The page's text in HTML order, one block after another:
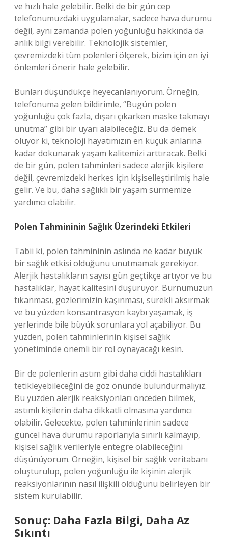
ve hızlı hale gelebilir. Belki de bir gün cep
telefonumuzdaki uygulamalar, sadece hava durumu
değil, aynı zamanda polen yoğunluğu hakkında da
anlık bilgi verebilir. Teknolojik sistemler,
çevremizdeki tüm polenleri ölçerek, bizim için en iyi
önlemleri önerir hale gelebilir.
Bunları düşündükçe heyecanlanıyorum. Örneğin,
telefonuma gelen bildirimle, “Bugün polen
yoğunluğu çok fazla, dışarı çıkarken maske takmayı
unutma” gibi bir uyarı alabileceğiz. Bu da demek
oluyor ki, teknoloji hayatımızın en küçük anlarına
kadar dokunarak yaşam kalitemizi arttıracak. Belki
de bir gün, polen tahminleri sadece alerjik kişilere
değil, çevremizdeki herkes için kişiselleştirilmiş hale
gelir. Ve bu, daha sağlıklı bir yaşam sürmemize
yardımcı olabilir.
Polen Tahmininin Sağlık Üzerindeki Etkileri
Tabii ki, polen tahmininin aslında ne kadar büyük
bir sağlık etkisi olduğunu unutmamak gerekiyor.
Alerjik hastalıkların sayısı gün geçtikçe artıyor ve bu
hastalıklar, hayat kalitesini düşürüyor. Burnumuzun
tıkanması, gözlerimizin kaşınması, sürekli aksırmak
ve bu yüzden konsantrasyon kaybı yaşamak, iş
yerlerinde bile büyük sorunlara yol açabiliyor. Bu
yüzden, polen tahminlerinin kişisel sağlık
yönetiminde önemli bir rol oynayacağı kesin.
Bir de polenlerin astım gibi daha ciddi hastalıkları
tetikleyebileceğini de göz önünde bulundurmalıyız.
Bu yüzden alerjik reaksiyonları önceden bilmek,
astımlı kişilerin daha dikkatli olmasına yardımcı
olabilir. Gelecekte, polen tahminlerinin sadece
güncel hava durumu raporlarıyla sınırlı kalmayıp,
kişisel sağlık verileriyle entegre olabileceğini
düşünüyorum. Örneğin, kişisel bir sağlık veritabanı
oluşturulup, polen yoğunluğu ile kişinin alerjik
reaksiyonlarının nasıl ilişkili olduğunu belirleyen bir
sistem kurulabilir.
Sonuç: Daha Fazla Bilgi, Daha Az
Sıkıntı